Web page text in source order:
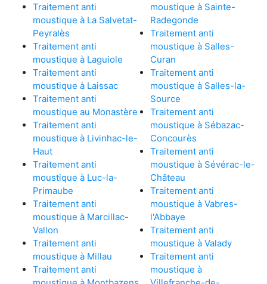
Traitement anti
moustique à La Salvetat-
Peyralès
Traitement anti
moustique à Laguiole
Traitement anti
moustique à Laissac
Traitement anti
moustique au Monastère
Traitement anti
moustique à Livinhac-le-
Haut
Traitement anti
moustique à Luc-la-
Primaube
Traitement anti
moustique à Marcillac-
Vallon
Traitement anti
moustique à Millau
Traitement anti
moustique à Sainte-
Radegonde
Traitement anti
moustique à Salles-
Curan
Traitement anti
moustique à Salles-la-
Source
Traitement anti
moustique à Sébazac-
Concourès
Traitement anti
moustique à Sévérac-le-
Château
Traitement anti
moustique à Vabres-
l'Abbaye
Traitement anti
moustique à Valady
Traitement anti
moustique à